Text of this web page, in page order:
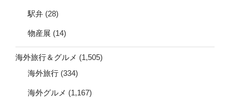
駅弁 (28)
物産展 (14)
海外旅行＆グルメ (1,505)
海外旅行 (334)
海外グルメ (1,167)